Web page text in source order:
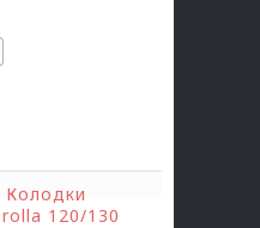
Колодки
120/130